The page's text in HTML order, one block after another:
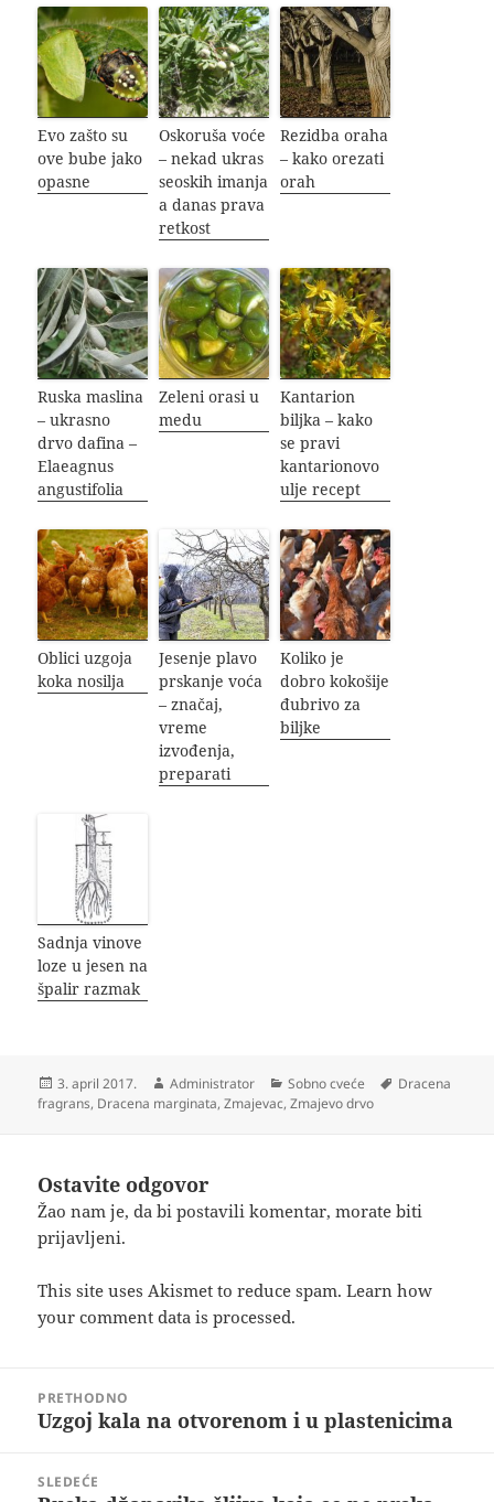
Evo zašto su
ove bube jako
opasne
Oskoruša voće
– nekad ukras
seoskih imanja
a danas prava
retkost
Rezidba oraha
– kako orezati
orah
Ruska maslina
– ukrasno
drvo dafina –
Elaeagnus
angustifolia
Zeleni orasi u
medu
Kantarion
biljka – kako
se pravi
kantarionovo
ulje recept
Oblici uzgoja
koka nosilja
Jesenje plavo
prskanje voća
– značaj,
vreme
izvođenja,
preparati
Koliko je
dobro kokošije
đubrivo za
biljke
Sadnja vinove
loze u jesen na
špalir razmak
Objavljeno
3. april 2017. Autor
Administrator Kategorije
Sobno cveće Oznake
Dracena
fragrans, Dracena marginata,Zmajevac,Zmajevo drvo
Ostavite odgovor
Žao nam je, da bi postavili komentar, moratebiti
prijavljeni.
This site uses Akismet to reduce spam.Learn how
your comment data is processed.
člankaPRETHODNO
Prethodni
Uzgoj kala na otvorenom i u plastenicima
SLEDEĆE